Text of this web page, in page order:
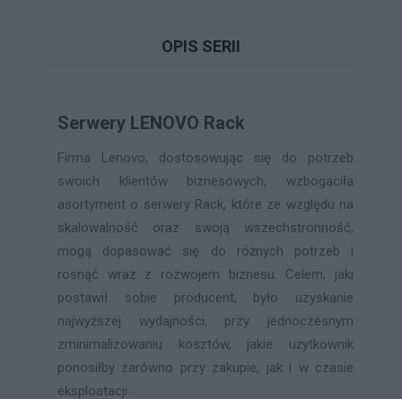
OPIS SERII
Serwery LENOVO Rack
Firma Lenovo, dostosowując się do potrzeb
swoich klientów biznesowych, wzbogaciła
asortyment o serwery Rack, które ze względu na
skalowalność oraz swoją wszechstronność,
mogą dopasować się do różnych potrzeb i
rosnąć wraz z rozwojem biznesu. Celem, jaki
postawił sobie producent, było uzyskanie
najwyższej wydajności, przy jednoczesnym
zminimalizowaniu kosztów, jakie użytkownik
ponosiłby zarówno przy zakupie, jak i w czasie
eksploatacji.